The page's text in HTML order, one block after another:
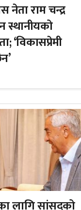
नेता राम चन्द्र
स्थानीयको
‘विकासप्रेमी